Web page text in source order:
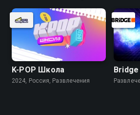
K-PОР Школа
2024, Россия, Развлечения